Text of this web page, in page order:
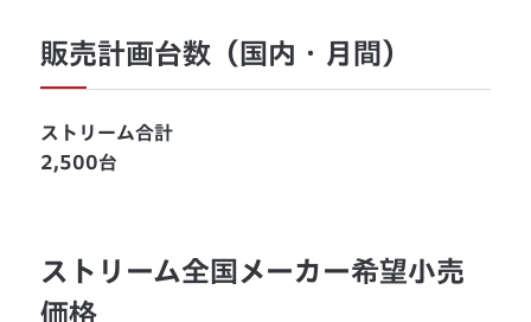
販売計画台数（国内・月間）
ストリーム合計
2,500台
ストリーム全国メーカー希望小売
価格